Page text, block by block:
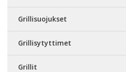
Grillisuojukset
Grillisytyttimet
Grillit